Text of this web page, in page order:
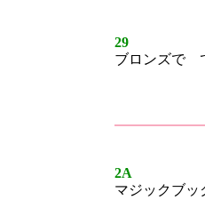
29
ブロンズで
2A
マジックブッ